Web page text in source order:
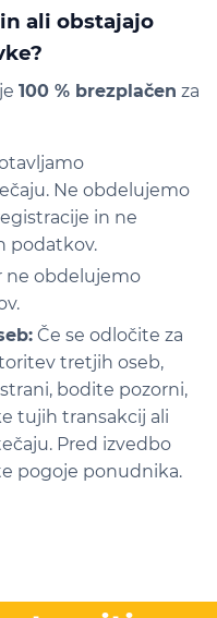
ali obstajajo
100 % brezplačen za
Ne obdelujemo
in ne
podatkov.
ne obdelujemo
Če se odločite za
tretjih oseb,
bodite pozorni,
tujih transakcij ali
Pred izvedbo
pogoje ponudnika.